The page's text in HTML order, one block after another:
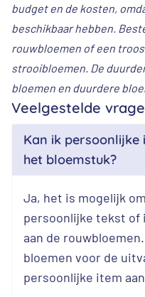
budget en de kosten,
beschikbaar hebben.
rouwbloemen of een
strooibloemen. De
bloemen en duurdere
Veelgestelde
Kan ik persoonlijke
het bloemstuk?
Ja, het is mogelijk
persoonlijke tekst of
aan de
bloemen voor de
persoonlijke item